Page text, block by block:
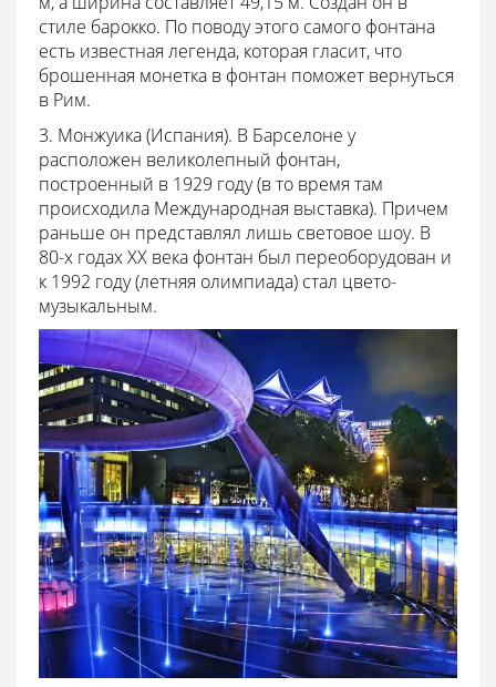
стиле барокко. По поводу этого самого фонтана
есть известная легенда, которая гласит, что
брошенная монетка в фонтан поможет вернуться
в Рим.
3. Монжуика (Испания). В Барселоне у
расположен великолепный фонтан,
построенный в 1929 году (в то время там
происходила Международная выставка). Причем
раньше он представлял лишь световое шоу. В
80-х годах XX века фонтан был переоборудован и
к 1992 году (летняя олимпиада) стал цвето-
музыкальным.